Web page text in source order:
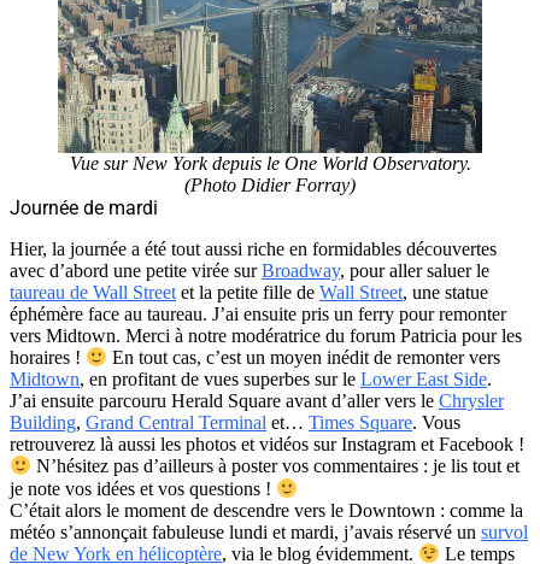
Vue sur New York depuis le One World Observatory.
(Photo Didier Forray)
Journée de mardi
Hier, la journée a été tout aussi riche en formidables découvertes
avec d’abord une petite virée surBroadway, pour aller saluer le
taureau de Wall Street et la petite fille de Wall Street, une statue
éphémère face au taureau. J’ai ensuite pris un ferry pour remonter
vers Midtown. Merci à notre modératrice du forum Patricia pour les
horaires !
En tout cas, c’est un moyen inédit de remonter vers
Midtown, en profitant de vues superbes sur le Lower East Side.
J’ai ensuite parcouru Herald Square avant d’aller vers le Chrysler
Building, Grand Central Terminal et… Times Square. Vous
retrouverez là aussi les photos et vidéos sur Instagram et Facebook !
N’hésitez pas d’ailleurs à poster vos commentaires : je lis tout et
je note vos idées et vos questions !
C’était alors le moment de descendre vers le Downtown : comme la
météo s’annonçait fabuleuse lundi et mardi, j’avais réservé un survol
de New York en hélicoptère, via le blog évidemment.
Le temps